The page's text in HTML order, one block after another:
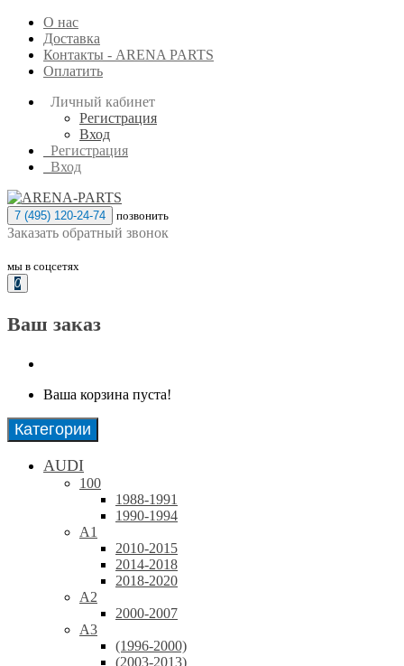
О нас
Доставка
Контакты - ARENA PARTS
Оплатить
Личный кабинет
Регистрация
Вход
Регистрация
Вход
7 (495) 120-24-74 позвонить
Заказать обратный звонок
мы в соцсетях
0
Ваш заказ
Ваша корзина пуста!
Категории
AUDI
100
1988-1991
1990-1994
A1
2010-2015
2014-2018
2018-2020
A2
2000-2007
A3
(1996-2000)
(2003-2013)